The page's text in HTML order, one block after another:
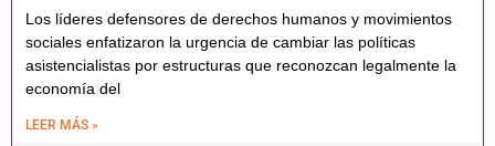
Los líderes defensores de derechos humanos y movimientos
sociales enfatizaron la urgencia de cambiar las políticas
asistencialistas por estructuras que reconozcan legalmente la
economía del
LEER MÁS »